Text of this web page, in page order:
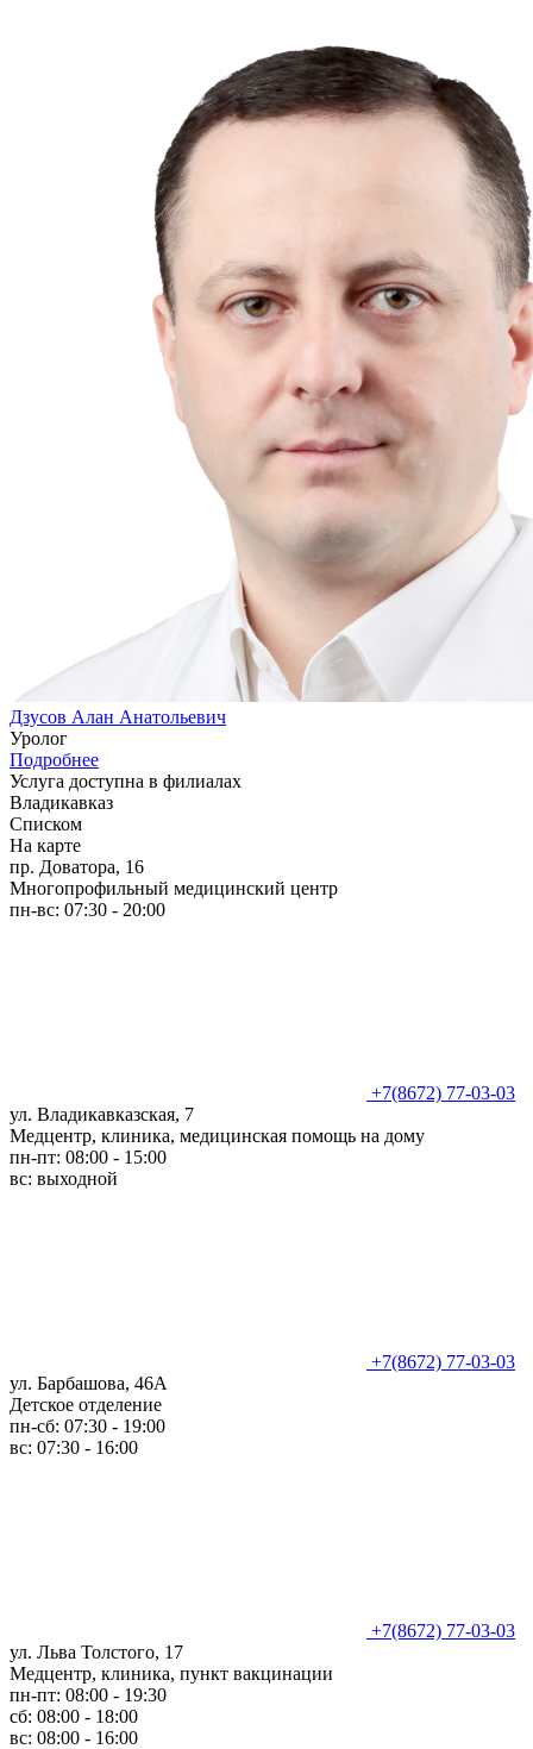
Дзусов Алан Анатольевич
Уролог
Подробнее
Услуга доступна в филиалах
Владикавказ
Списком
На карте
пр. Доватора, 16
Многопрофильный медицинский центр
пн-вс: 07:30 - 20:00
+7(8672) 77-03-03
ул. Владикавказская, 7
Медцентр, клиника, медицинская помощь на дому
пн-пт: 08:00 - 15:00
вс: выходной
+7(8672) 77-03-03
ул. Барбашова, 46А
Детское отделение
пн-сб: 07:30 - 19:00
вс: 07:30 - 16:00
+7(8672) 77-03-03
ул. Льва Толстого, 17
Медцентр, клиника, пункт вакцинации
пн-пт: 08:00 - 19:30
сб: 08:00 - 18:00
вс: 08:00 - 16:00